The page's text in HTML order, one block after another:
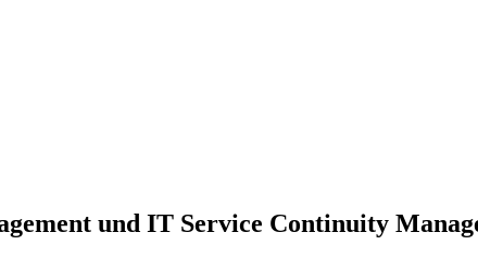
und IT Service Continuity